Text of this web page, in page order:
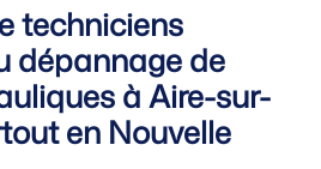
techniciens
dépannage de
à Aire-sur-
en Nouvelle